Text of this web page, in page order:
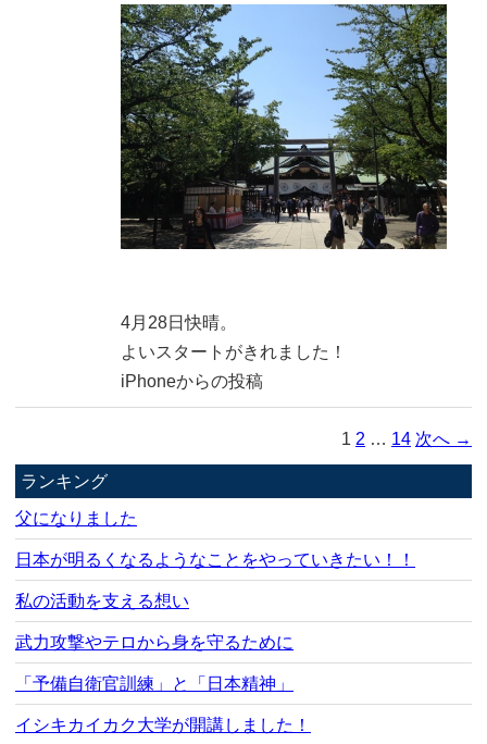
4月28日快晴。
よいスタートがきれました！
iPhoneからの投稿
1 2 … 14 次へ →
ランキング
父になりました
日本が明るくなるようなことをやっていきたい！！
私の活動を支える想い
武力攻撃やテロから身を守るために
「予備自衛官訓練」と「日本精神」
イシキカイカク大学が開講しました！